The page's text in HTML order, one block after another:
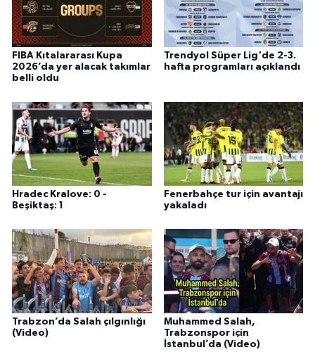
FIBA Kıtalararası Kupa
2026’da yer alacak takımlar
belli oldu
Trendyol Süper Lig'de 2-3.
hafta programları açıklandı
Hradec Kralove: 0 -
Beşiktaş: 1
Fenerbahçe tur için avantajı
yakaladı
Trabzon’da Salah çılgınlığı
(Video)
Muhammed Salah,
Trabzonspor için
İstanbul’da (Video)